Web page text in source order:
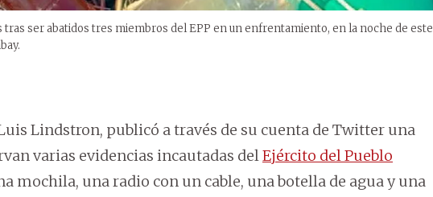
tras ser abatidos tres miembros del EPP en un enfrentamiento, en la noche de este
Lindstron, publicó a través de su cuenta de Twitter una
varias evidencias incautadas delEjército del Pueblo
mochila, una radio con un cable, una botella de agua y una